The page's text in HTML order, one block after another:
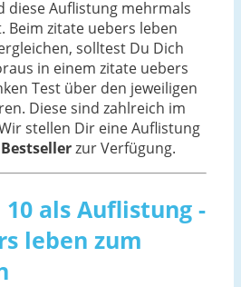
Auflistung mehrmals
Beim zitate uebers leben
solltest Du Dich
in einem zitate uebers
Test über den jeweiligen
Diese sind zahlreich im
stellen Dir eine Auflistung
Bestsellerzur Verfügung.
10 als Auflistung -
leben zum